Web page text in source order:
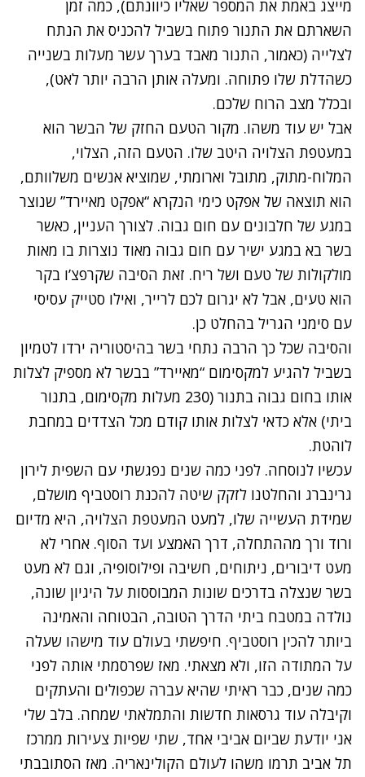
מייצג באמת את המספר שאליו כיוונתם), כמה זמן
השארתם את התנור פתוח בשביל להכניס את הנתח
לצלייה (כאמור, התנור מאבד בערך עשר מעלות בשנייה
כשהדלת שלו פתוחה. ומעלה אותן הרבה יותר לאט),
ובכלל מצב הרוח שלכם.
אבל יש עוד משהו. מקור הטעם החזק של הבשר הוא
במעטפת הצלויה היטב שלו. הטעם הזה, הצלוי,
המלוח-מתוק, מתובל וארומתי, שמוציא אנשים משלוותם,
הוא תוצאה של אפקט כימי הנקרא “אפקט מאיירד” שנוצר
במגע של חלבונים עם חום גבוה. לצורך העניין, כאשר
בשר בא במגע ישיר עם חום גבוה מאוד נוצרות בו מאות
מולקולות של טעם ושל ריח. זאת הסיבה שקרפצ’ו בקר
הוא טעים, אבל לא יגרום לכם לרייר, ואילו סטייק עסיסי
עם סימני הגריל בהחלט כן.
והסיבה שכל כך הרבה נתחי בשר בהיסטוריה ירדו לטמיון
בשביל להגיע למקסימום “מאיירד” בבשר לא מספיק לצלות
אותו בחום גבוה בתנור (230 מעלות מקסימום, בתנור
ביתי) אלא כדאי לצלות אותו קודם מכל הצדדים במחבת
לוהטת.
עכשיו לנוסחה. לפני כמה שנים נפגשתי עם השפית לירון
גרינברג והחלטנו לזקק שיטה להכנת רוסטביף מושלם,
שמידת העשייה שלו, למעט המעטפת הצלויה, היא מדיום
ורוד ורך מההתחלה, דרך האמצע ועד הסוף. אחרי לא
מעט דיבורים, ניתוחים, חשיבה ופילוסופיה, וגם לא מעט
בשר שנצלה בדרכים שונות המבוססות על היגיון שונה,
נולדה במטבח ביתי הדרך הטובה, הבטוחה והאמינה
ביותר להכין רוסטביף. חיפשתי בעולם עוד מישהו שעלה
על המתודה הזו, ולא מצאתי. מאז שפרסמתי אותה לפני
כמה שנים, כבר ראיתי שהיא עברה שכפולים והעתקים
וקיבלה עוד גרסאות חדשות והתמלאתי שמחה. בלב שלי
אני יודעת שביום אביבי אחד, שתי שפיות צעירות ממרכז
תל אביב תרמו משהו לעולם הקולינאריה. מאז הסתובבתי